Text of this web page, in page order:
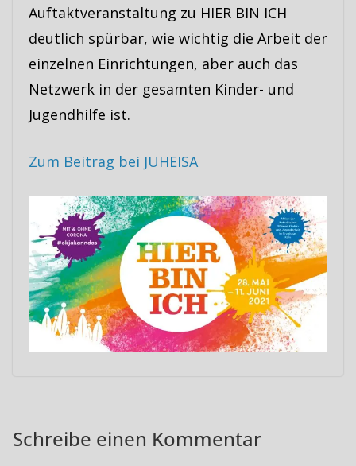
Auftaktveranstaltung zu HIER BIN ICH
deutlich spürbar, wie wichtig die Arbeit der
einzelnen Einrichtungen, aber auch das
Netzwerk in der gesamten Kinder- und
Jugendhilfe ist.
Zum Beitrag bei JUHEISA
Schreibe einen Kommentar